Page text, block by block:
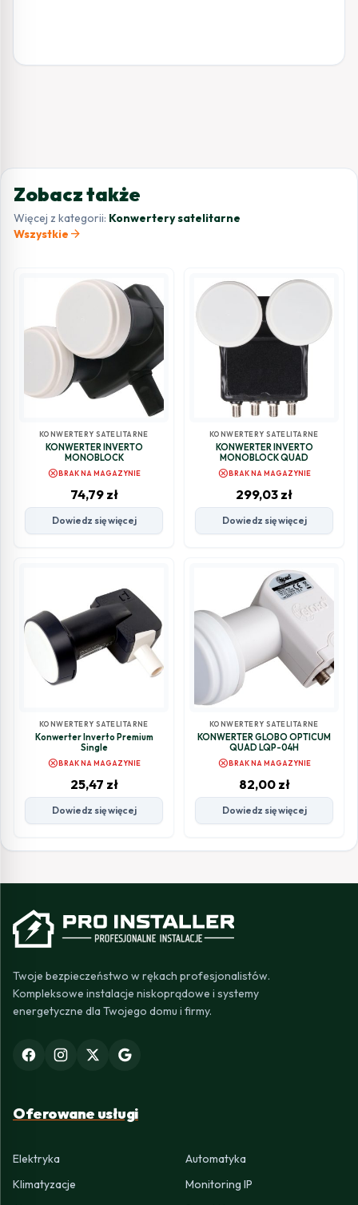
Zobacz także
Więcej z kategorii: Konwertery satelitarne
Wszystkie arrow_forward
KONWERTERY SATELITARNE
KONWERTER INVERTO
MONOBLOCK
cancelBRAK NA MAGAZYNIE
74,79 zł
Dowiedz się więcej
KONWERTERY SATELITARNE
KONWERTER INVERTO
MONOBLOCK QUAD
cancelBRAK NA MAGAZYNIE
299,03 zł
Dowiedz się więcej
KONWERTERY SATELITARNE
Konwerter Inverto Premium
Single
cancelBRAK NA MAGAZYNIE
25,47 zł
Dowiedz się więcej
KONWERTERY SATELITARNE
KONWERTER GLOBO OPTICUM
QUAD LQP-04H
cancelBRAK NA MAGAZYNIE
82,00 zł
Dowiedz się więcej
Twoje bezpieczeństwo w rękach profesjonalistów.
Kompleksowe instalacje niskoprądowe i systemy
energetyczne dla Twojego domu i firmy.
Oferowane usługi
Elektryka
Automatyka
Klimatyzacje
Monitoring IP